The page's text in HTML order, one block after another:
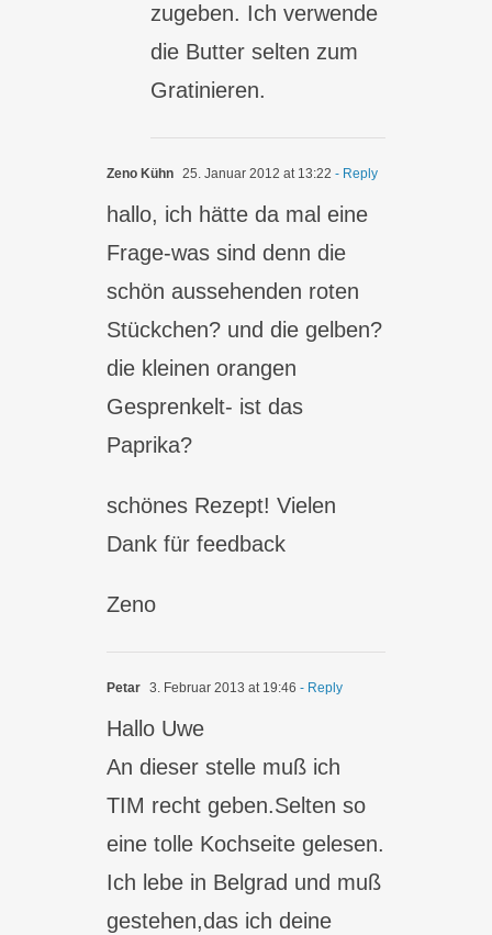
zugeben. Ich verwende
die Butter selten zum
Gratinieren.
Zeno Kühn 25. Januar 2012 at 13:22 - Reply
hallo, ich hätte da mal eine
Frage-was sind denn die
schön aussehenden roten
Stückchen? und die gelben?
die kleinen orangen
Gesprenkelt- ist das
Paprika?
schönes Rezept! Vielen
Dank für feedback
Zeno
Petar 3. Februar 2013 at 19:46 - Reply
Hallo Uwe
An dieser stelle muß ich
TIM recht geben.Selten so
eine tolle Kochseite gelesen.
Ich lebe in Belgrad und muß
gestehen,das ich deine